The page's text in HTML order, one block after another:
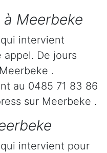
Meerbeke
intervient
De jours
.
au 0485 71 83 86
sur Meerbeke .
intervient pour